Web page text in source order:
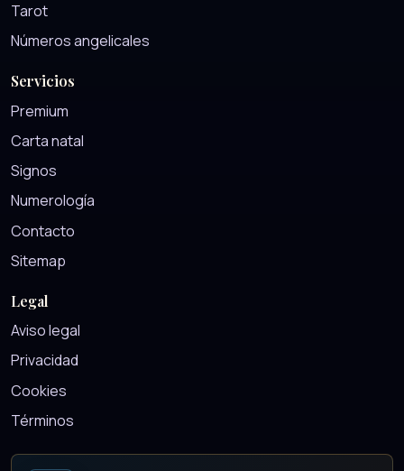
Tarot
Números angelicales
Servicios
Premium
Carta natal
Signos
Numerología
Contacto
Sitemap
Legal
Aviso legal
Privacidad
Cookies
Términos